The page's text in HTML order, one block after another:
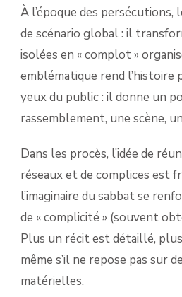
À l’époque des
de scénario global : il
isolées en « complot »
emblématique rend l’histoire
yeux du public : il donne un
rassemblement, une scène,
Dans les procès, l’idée de
réseaux et de complices est
l’imaginaire du sabbat se
de « complicité » (souvent
Plus un récit est détaillé, plus
même s’il ne repose pas sur
matérielles.